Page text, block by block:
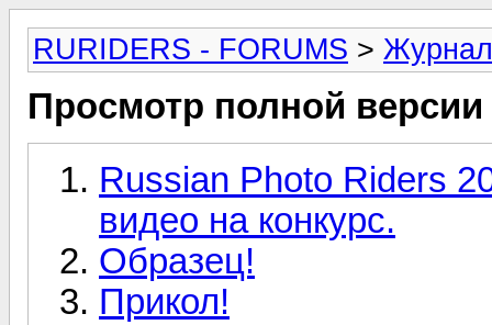
RURIDERS - FORUMS > Журнал
Просмотр полной
Russian Photo Riders
видео на конкурс.
Образец!
Прикол!